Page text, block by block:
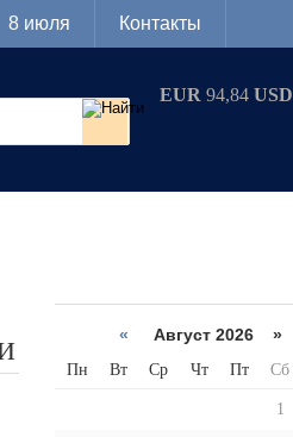
8 июля Контакты
EUR 94,84 USD
« Август 2026 »
Пн Вт Ср Чт Пт Сб
1